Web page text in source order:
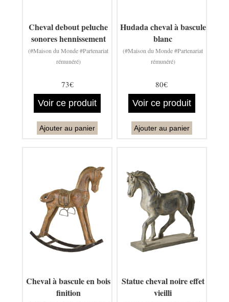
Cheval debout peluche
sonores hennissement
(#Maison du Monde #Partenariat
rémunéré)
73€
Voir ce produit
Ajouter au panier
Hudada cheval à bascule
blanc
(#Maison du Monde #Partenariat
rémunéré)
80€
Voir ce produit
Ajouter au panier
Cheval à bascule en bois
finition
Statue cheval noire effet
vieilli